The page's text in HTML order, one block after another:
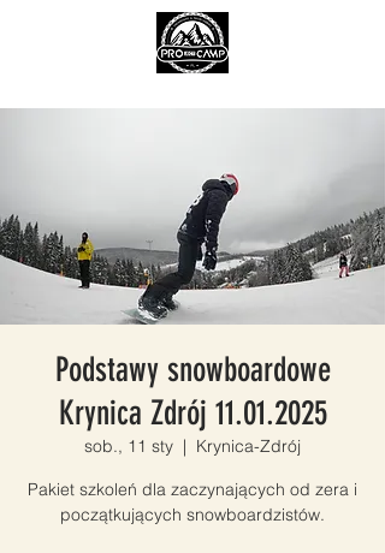
Podstawy snowboardowe
Krynica Zdrój 11.01.2025
sob., 11 sty
  |
Krynica-Zdrój
Pakiet szkoleń dla zaczynających od zera i
początkujących snowboardzistów.